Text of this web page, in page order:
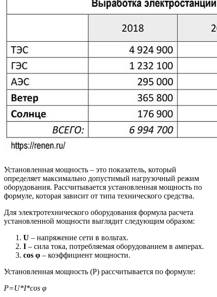
Установленная мощность – это показатель, который
определяет максимально допустимый нагрузочный режим
оборудования. Рассчитывается установленная мощность по
формуле, которая зависит от типа технического средства.
Для электротехнического оборудования формула расчета
установленной мощности выглядит следующим образом:
U – напряжение сети в вольтах.
I – сила тока, потребляемая оборудованием в амперах.
cos φ – коэффициент мощности.
Установленная мощность (Р) рассчитывается по формуле:
Р=U*I*cos φ